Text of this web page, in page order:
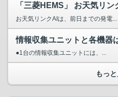
お天気リンクAIは、前日までの発電...
●1台の情報収集ユニットには、...
もっ